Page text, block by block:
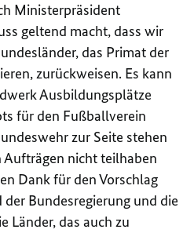
Ministerpräsident
geltend macht, dass wir
das Primat der
zurückweisen. Es kann
Ausbildungsplätze
für den Fußballverein
zur Seite stehen
Aufträgen nicht teilhaben
Dank für den Vorschlag
Bundesregierung und die
Länder, das auch zu